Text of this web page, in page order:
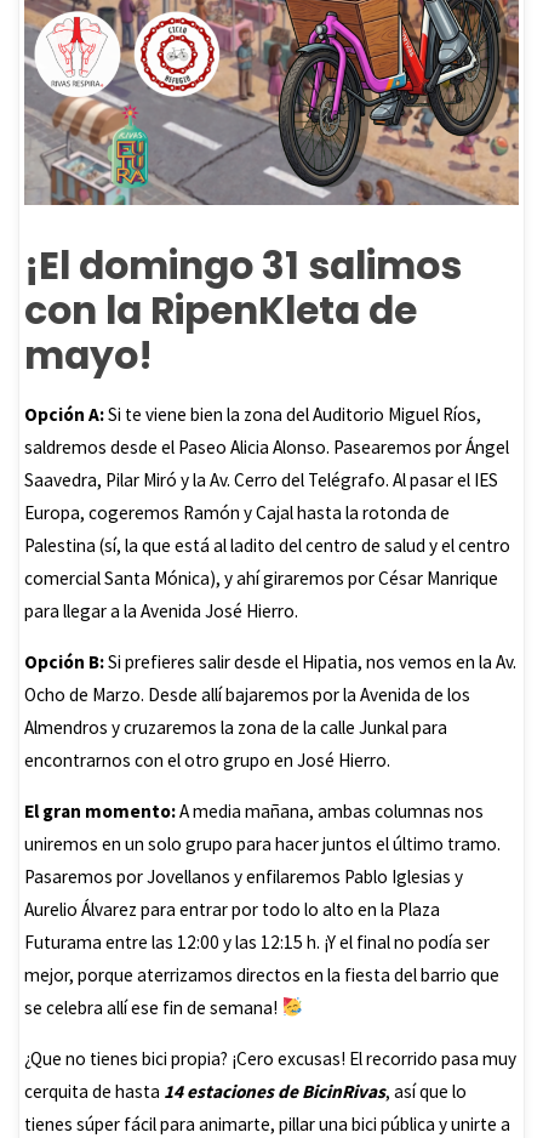
¡El domingo 31 salimos
con la RipenKleta de
mayo!
Opción A:Si te viene bien la zona del Auditorio Miguel Ríos,
saldremos desde el Paseo Alicia Alonso. Pasearemos por Ángel
Saavedra, Pilar Miró y la Av. Cerro del Telégrafo. Al pasar el IES
Europa, cogeremos Ramón y Cajal hasta la rotonda de
Palestina (sí, la que está al ladito del centro de salud y el centro
comercial Santa Mónica), y ahí giraremos por César Manrique
para llegar a la Avenida José Hierro.
Opción B:Si prefieres salir desde el Hipatia, nos vemos en la Av.
Ocho de Marzo. Desde allí bajaremos por la Avenida de los
Almendros y cruzaremos la zona de la calle Junkal para
encontrarnos con el otro grupo en José Hierro.
El gran momento:A media mañana, ambas columnas nos
uniremos en un solo grupo para hacer juntos el último tramo.
Pasaremos por Jovellanos y enfilaremos Pablo Iglesias y
Aurelio Álvarez para entrar por todo lo alto en la Plaza
Futurama entre las 12:00 y las 12:15 h. ¡Y el final no podía ser
mejor, porque aterrizamos directos en la fiesta del barrio que
se celebra allí ese fin de semana!
¿Que no tienes bici propia? ¡Cero excusas! El recorrido pasa muy
cerquita de hasta 14 estaciones de BicinRivas, así que lo
tienes súper fácil para animarte, pillar una bici pública y unirte a